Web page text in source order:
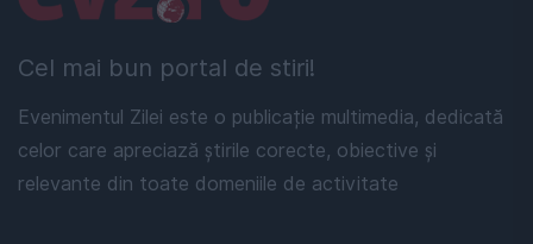
Cel mai bun portal de stiri!
Evenimentul Zilei este o publicație multimedia, dedicată
celor care apreciază știrile corecte, obiective și
relevante din toate domeniile de activitate